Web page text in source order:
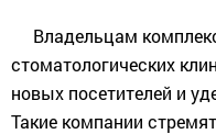
Владельцам
стоматологических
новых посетителей и
Такие компании